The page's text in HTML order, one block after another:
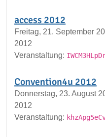
access 2012
Freitag, 21. September
2012
Veranstaltung:
Convention4u 2012
Donnerstag, 23. August
2012
Veranstaltung: